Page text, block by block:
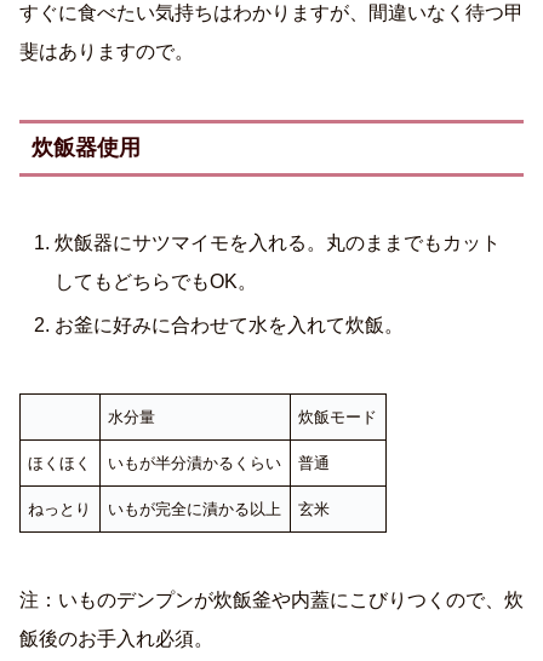
すぐに食べたい気持ちはわかりますが、間違いなく待つ甲
斐はありますので。
炊飯器使用
炊飯器にサツマイモを入れる。丸のままでもカット
してもどちらでもOK。
お釜に好みに合わせて水を入れて炊飯。
水分量 炊飯モード
ほくほく いもが半分漬かるくらい 普通
ねっとり いもが完全に漬かる以上 玄米
注：いものデンプンが炊飯釜や内蓋にこびりつくので、炊
飯後のお手入れ必須。